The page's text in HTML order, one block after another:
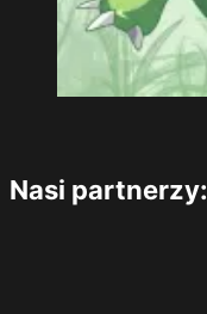
Nasi partnerzy: